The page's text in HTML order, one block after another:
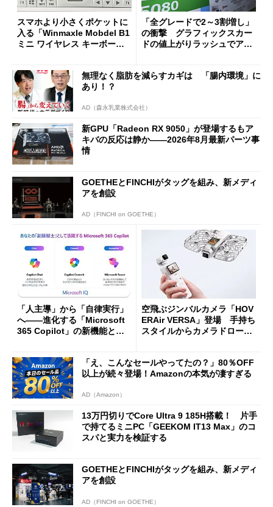
スマホより小さくポケットに
入る「Winmaxle Mobdel B1
ミニ ワイヤレス キーボー
「全グレードで2～3割増し」
の衝撃 グラフィックスカー
ドの値上がりラッシュでアキ
無理なく脂肪を減らすカギは 「腸内環境」に
あり！？
AD（森永乳業株式会社）
新GPU「Radeon RX 9050」が登場するもア
キバの反応は静か――2026年8月最新パーツ事
情
GOETHEとFINCHIがタッグを組み、新メディ
アを創設
AD（FINCHI on GOETHE）
「人主導」から「自律実行」
へ――進化する「Microsoft
365 Copilot」の新機能とエ
空飛ぶジンバルカメラ「HOV
ERAir VERSA」登場 手持ち
スタイルからカメラドローン
「え、こんなセールやってたの？」80％OFF
以上が続々登場！Amazonの本気が凄すぎる
AD（Amazon）
13万円切りでCore Ultra 9 185H搭載！ 片手
で持てるミニPC「GEEKOM IT13 Max」のコ
スパと実力を検証する
GOETHEとFINCHIがタッグを組み、新メディ
アを創設
AD（FINCHI on GOETHE）